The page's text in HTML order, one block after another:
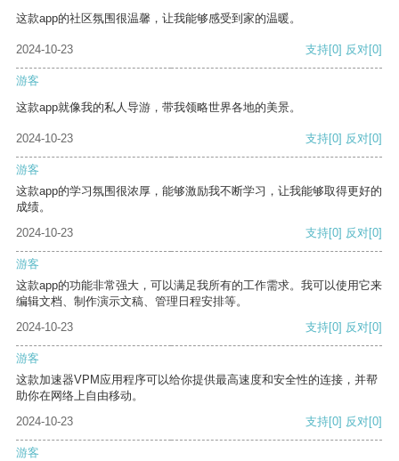
这款app的社区氛围很温馨，让我能够感受到家的温暖。
2024-10-23 支持[0] 反对[0]
游客
这款app就像我的私人导游，带我领略世界各地的美景。
2024-10-23 支持[0] 反对[0]
游客
这款app的学习氛围很浓厚，能够激励我不断学习，让我能够取得更好的
成绩。
2024-10-23
支持[0] 反对[0]
游客
这款app的功能非常强大，可以满足我所有的工作需求。我可以使用它来
编辑文档、制作演示文稿、管理日程安排等。
2024-10-23
支持[0] 反对[0]
游客
这款加速器VPM应用程序可以给你提供最高速度和安全性的连接，并帮
助你在网络上自由移动。
2024-10-23
支持[0] 反对[0]
游客